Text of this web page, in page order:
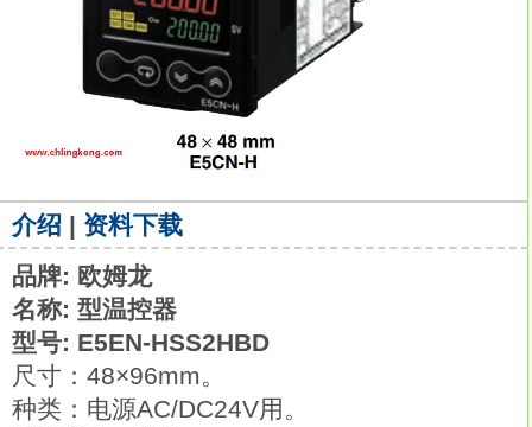
介绍 | 资料下载
品牌: 欧姆龙
名称: 型温控器
型号: E5EN-HSS2HBD
尺寸：48×96mm。
种类：电源AC/DC24V用。